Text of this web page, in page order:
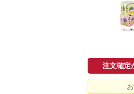
注文確定